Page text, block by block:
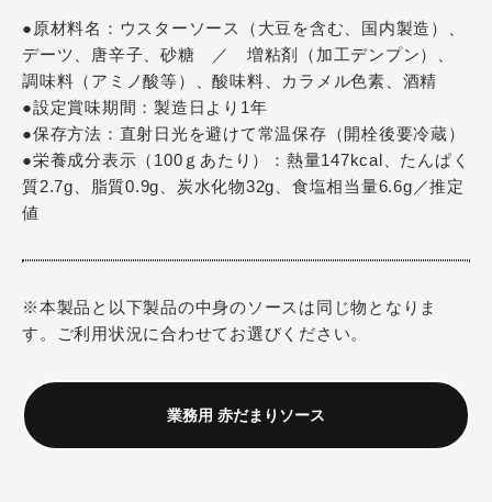
●原材料名：ウスターソース（大豆を含む、国内製造）、
デーツ、唐辛子、砂糖 ／ 増粘剤（加工デンプン）、
調味料（アミノ酸等）、酸味料、カラメル色素、酒精
●設定賞味期間：製造日より1年
●保存方法：直射日光を避けて常温保存（開栓後要冷蔵）
●栄養成分表示（100ｇあたり）：熱量147kcal、たんぱく
質2.7g、脂質0.9g、炭水化物32g、食塩相当量6.6g／推定
値
※本製品と以下製品の中身のソースは同じ物となりま
す。ご利用状況に合わせてお選びください。
業務用 赤だまりソース